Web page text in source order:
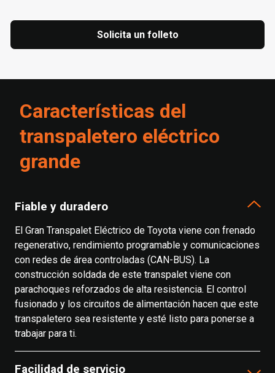
Solicita un folleto
Características del
transpaletero eléctrico
grande
Fiable y duradero
El Gran Transpalet Eléctrico de Toyota viene con frenado
regenerativo, rendimiento programable y comunicaciones
con redes de área controladas (CAN-BUS). La
construcción soldada de este transpalet viene con
parachoques reforzados de alta resistencia. El control
fusionado y los circuitos de alimentación hacen que este
transpaletero sea resistente y esté listo para ponerse a
trabajar para ti.
Facilidad de servicio